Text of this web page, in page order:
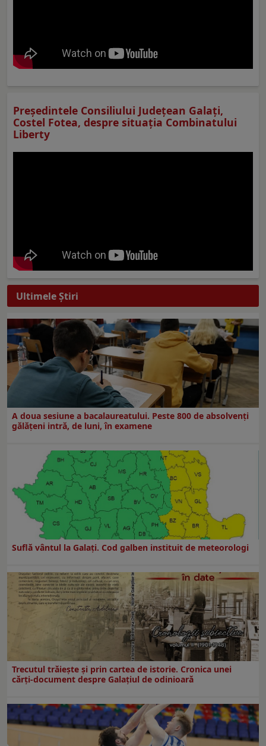
Preşedintele Consiliului Judeţean Galaţi,
Costel Fotea, despre situaţia Combinatului
Liberty
Ultimele Ştiri
A doua sesiune a bacalaureatului. Peste 800 de absolvenţi
gălăţeni intră, de luni, în examene
Suflă vântul la Galaţi. Cod galben instituit de meteorologi
Trecutul trăiește și prin cartea de istorie. Cronica unei
cărți-document despre Galațiul de odinioară